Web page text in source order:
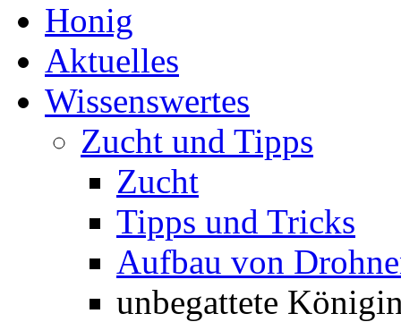
Honig
Aktuelles
Wissenswertes
Zucht und Tipps
Zucht
Tipps und Tricks
Aufbau von
unbegattete